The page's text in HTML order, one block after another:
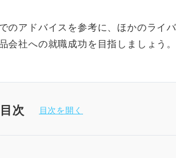
のアドバイスを参考に、ほかのライ
会社への就職成功を目指しましょう。
目次